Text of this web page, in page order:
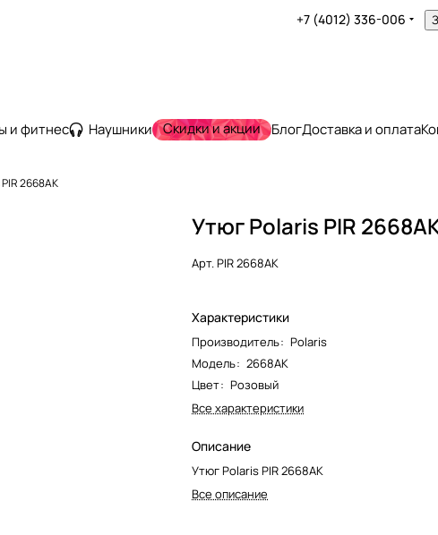
+7 (4012) 336-006
и фитнес Наушники Скидки и акции БлогДоставка и оплата
2668AK
Утюг Polaris PIR
Арт.PIR 2668AK
Характеристики
Производитель: Polaris
Модель: 2668AK
Цвет: Розовый
Все характеристики
Описание
Утюг Polaris PIR 2668AK
Все описание